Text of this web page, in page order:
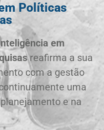
Políticas
em
reafirma a sua
com a gestão
uma
e na